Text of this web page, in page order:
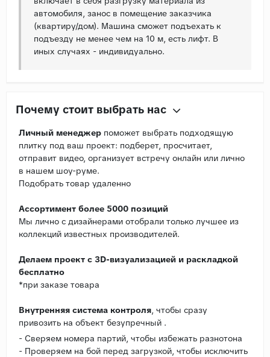
автомобиля, занос в помещение заказчика
(квартиру/дом). Машина сможет подъехать к
подъезду не менее чем на 10 м, есть лифт. В
иных случаях - индивидуально.
Почему стоит выбрать нас
Личный менеджер поможет выбрать подходящую
плитку под ваш проект: подберет, просчитает,
отправит видео, организует встречу онлайн или лично
в нашем шоу-руме.
Подобрать товар удаленно
Ассортимент более 5000 позиций
Мы лично с дизайнерами отобрали только лучшее из
коллекций известных производителей.
Делаем проект с 3D-визуализацией и раскладкой
бесплатно
*при заказе товара
Внутренняя система контроля , чтобы сразу
привозить на объект безупречный .
- Сверяем номера партий, чтобы избежать разнотона
- Проверяем на бой перед загрузкой, чтобы исключить